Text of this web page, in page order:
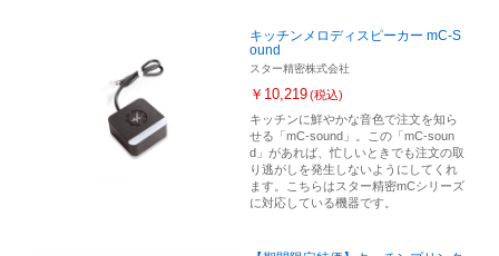
キッチンメロディスピーカー mC-S
ound
スター精密株式会社
￥10,219(税込)
キッチンに鮮やかな音色で注文を知ら
せる「mC-sound」。この「mC-soun
d」があれば、忙しいときでも注文の取
り逃がしを発生しないようにしてくれ
ます。こちらはスター精密mCシリーズ
に対応している機器です。